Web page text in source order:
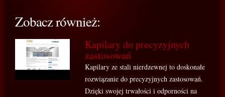
Zobacz również:
Kapilary do precyzyjnych
zastosowań
Kapilary ze stali nierdzewnej to doskonałe
rozwiązanie do precyzyjnych zastosowań.
Dzięki swojej trwałości i odporności na